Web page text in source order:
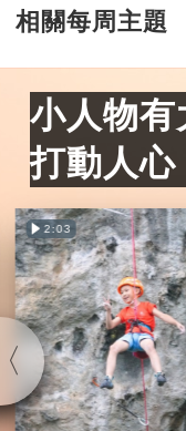
相關每周主題
小人物
打動人心
2:03